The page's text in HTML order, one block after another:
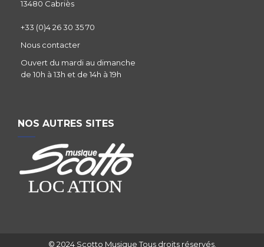
13480 Cabriès
+33 (0)4 26 30 35 70
Nous contacter
Ouvert du mardi au dimanche
de 10h à 13h et de 14h à 19h
NOS AUTRES SITES
© 2024 Scotto Musique Tous droits réservés.